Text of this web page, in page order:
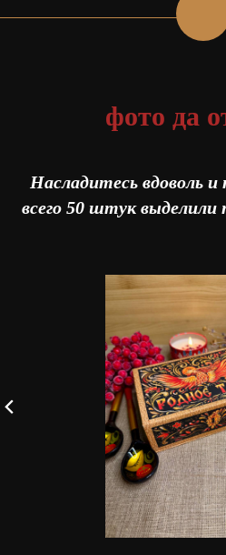
фото да
Насладитесь вдоволь и
всего 50 штук